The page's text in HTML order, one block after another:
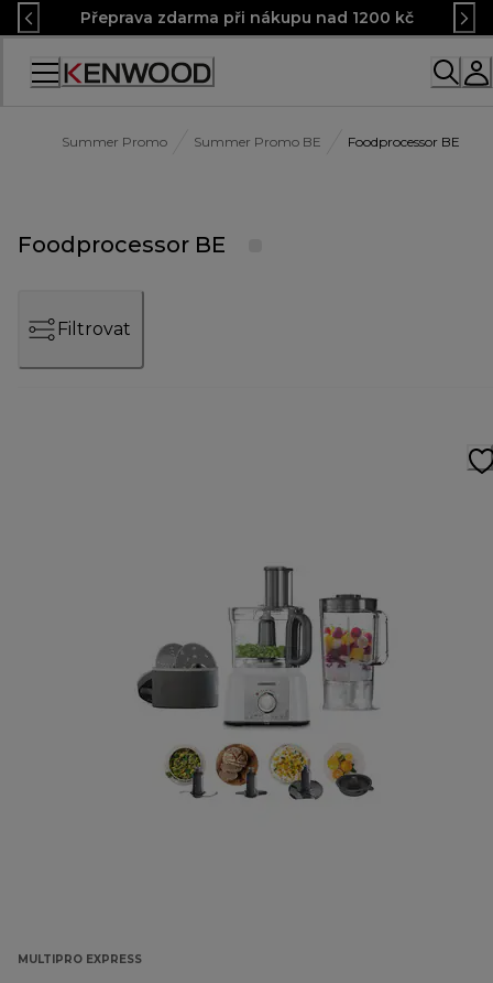
Skip
to
Content
Přeprava zdarma při nákupu nad 1200 kč
Accessibility
Summer Promo Summer Promo BE Foodprocessor BE
Foodprocessor BE
Filtrovat
MULTIPRO EXPRESS